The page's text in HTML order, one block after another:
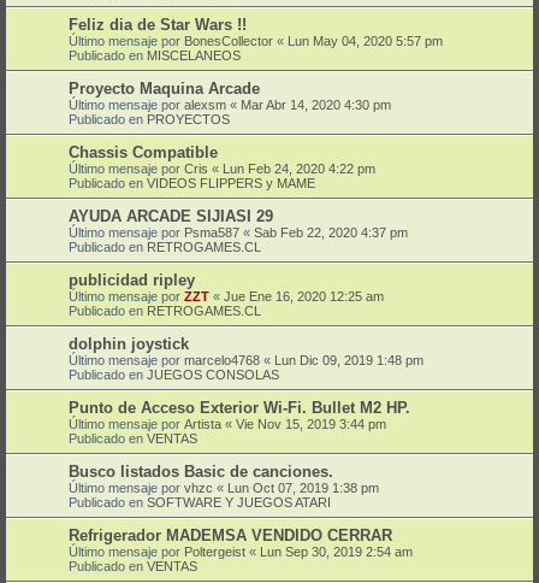
Feliz dia de Star Wars !!
Último mensaje por BonesCollector « Lun May 04, 2020 5:57 pm
Publicado en MISCELANEOS
Proyecto Maquina Arcade
Último mensaje por alexsm « Mar Abr 14, 2020 4:30 pm
Publicado en PROYECTOS
Chassis Compatible
Último mensaje por Cris « Lun Feb 24, 2020 4:22 pm
Publicado en VIDEOS FLIPPERS y MAME
AYUDA ARCADE SIJIASI 29
Último mensaje por Psma587 « Sab Feb 22, 2020 4:37 pm
Publicado en RETROGAMES.CL
publicidad ripley
Último mensaje por ZZT « Jue Ene 16, 2020 12:25 am
Publicado en RETROGAMES.CL
dolphin joystick
Último mensaje por marcelo4768 « Lun Dic 09, 2019 1:48 pm
Publicado en JUEGOS CONSOLAS
Punto de Acceso Exterior Wi-Fi. Bullet M2 HP.
Último mensaje por Artista « Vie Nov 15, 2019 3:44 pm
Publicado en VENTAS
Busco listados Basic de canciones.
Último mensaje por vhzc « Lun Oct 07, 2019 1:38 pm
Publicado en SOFTWARE Y JUEGOS ATARI
Refrigerador MADEMSA VENDIDO CERRAR
Último mensaje por Poltergeist « Lun Sep 30, 2019 2:54 am
Publicado en VENTAS